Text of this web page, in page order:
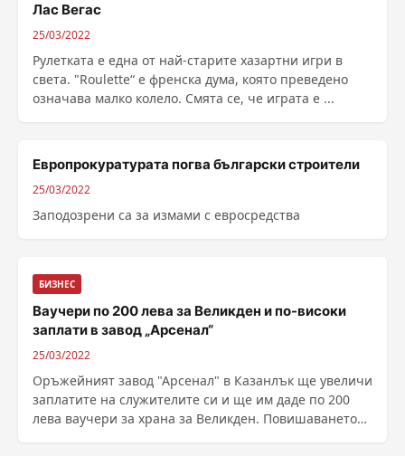
Лас Вегас
25/03/2022
Рулетката е една от най-старите хазартни игри в
света. "Roulette“ е френска дума, която преведено
означава малко колело. Смята се, че играта е ...
Европрокуратурата погва български строители
25/03/2022
Заподозрени са за измами с евросредства
БИЗНЕС
Ваучери по 200 лева за Великден и по-високи
заплати в завод „Арсенал“
25/03/2022
Оръжейният завод "Арсенал" в Казанлък ще увеличи
заплатите на служителите си и ще им даде по 200
лева ваучери за храна за Великден. Повишаването